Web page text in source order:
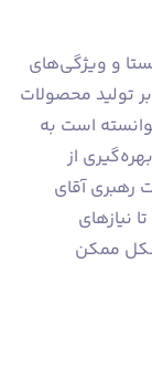
و ویژگی‌های
تولید محصولات
است به
از
رهبری آقای
نیازهای
ممکن